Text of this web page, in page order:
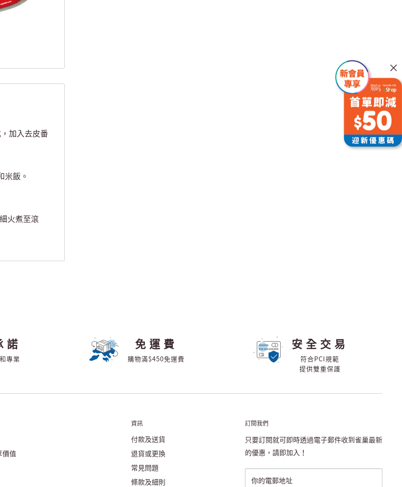
加入去皮番
米飯。
火煮至滾
諾
專業
免運費
購物滿$450免運費
安全交易
符合PCI規範
提供雙重保護
價值
資訊
付款及送貨
退貨或更換
常見問題
條款及細則
訂閱我們
只要訂閱就可即時透過電子郵件收到雀巢最新
的優惠，請即加入！
你的電郵地址